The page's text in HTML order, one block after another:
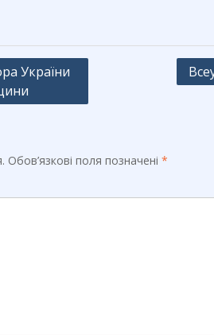
України
Обов’язкові поля позначені *